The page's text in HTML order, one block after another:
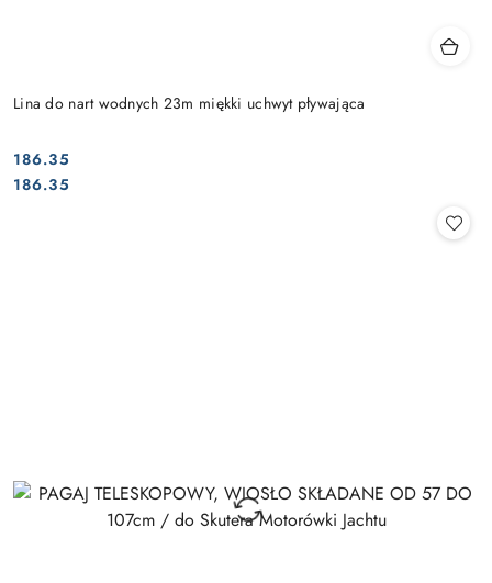
Lina do nart wodnych 23m miękki uchwyt pływająca
Cena:
186.35
Cena:
186.35